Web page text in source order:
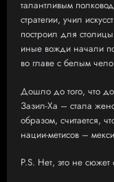
талантливым
стратегии, учил
построил для
иные вожди начали
во главе с белым
Дошло до того, что
Зазил-Ха – стала
образом, считается,
нации-метисов –
P.S. Нет, это не